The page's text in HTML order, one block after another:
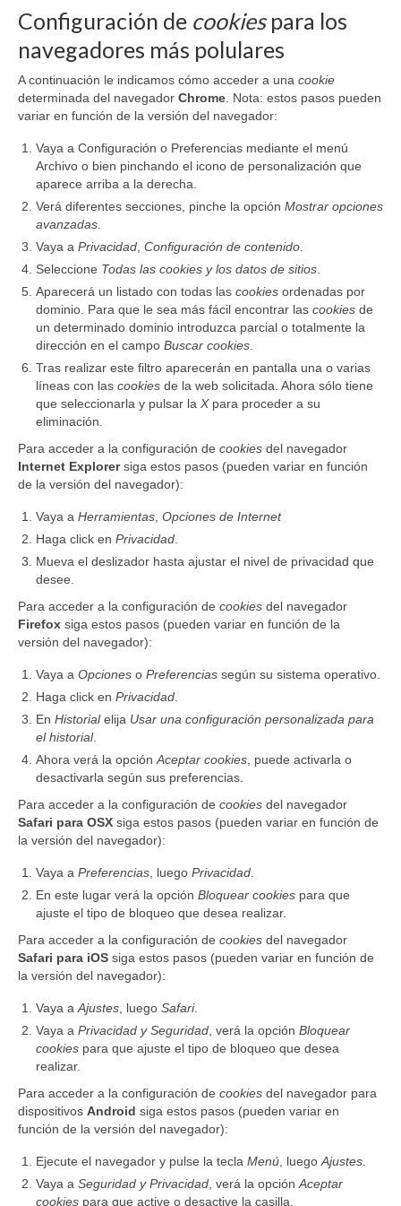
Configuración de cookiespara los
navegadores más polulares
A continuación le indicamos cómo acceder a una cookie
determinada del navegador Chrome. Nota: estos pasos pueden
variar en función de la versión del navegador:
Vaya a Configuración o Preferencias mediante el menú
Archivo o bien pinchando el icono de personalización que
aparece arriba a la derecha.
Verá diferentes secciones, pinche la opción Mostrar opciones
avanzadas.
Vaya a Privacidad, Configuración de contenido.
Seleccione Todas las cookies y los datos de sitios.
Aparecerá un listado con todas las cookies ordenadas por
dominio. Para que le sea más fácil encontrar las cookies de
un determinado dominio introduzca parcial o totalmente la
dirección en el campo Buscar cookies.
Tras realizar este filtro aparecerán en pantalla una o varias
líneas con las cookies de la web solicitada. Ahora sólo tiene
que seleccionarla y pulsar la Xpara proceder a su
eliminación.
Para acceder a la configuración de cookies del navegador
Internet Explorersiga estos pasos (pueden variar en función
de la versión del navegador):
Vaya a Herramientas, Opciones de Internet
Haga click en Privacidad.
Mueva el deslizador hasta ajustar el nivel de privacidad que
desee.
Para acceder a la configuración de cookies del navegador
Firefox siga estos pasos (pueden variar en función de la
versión del navegador):
Vaya a Opciones o Preferencias según su sistema operativo.
Haga click en Privacidad.
En Historialelija Usar una configuración personalizada para
el historial.
Ahora verá la opciónAceptar cookies, puede activarla o
desactivarla según sus preferencias.
Para acceder a la configuración de cookies del navegador
Safari para OSX siga estos pasos (pueden variar en función de
la versión del navegador):
Vaya a Preferencias, luego Privacidad.
En este lugar verá la opción Bloquear cookies para que
ajuste el tipo de bloqueo que desea realizar.
Para acceder a la configuración de cookies del navegador
Safari para iOS siga estos pasos (pueden variar en función de
la versión del navegador):
Vaya aAjustes, luego Safari.
Vaya a Privacidad y Seguridad, verá la opción Bloquear
cookies para que ajuste el tipo de bloqueo que desea
realizar.
Para acceder a la configuración de cookies del navegador para
dispositivos Android siga estos pasos (pueden variar en
función de la versión del navegador):
Ejecute el navegador y pulse la tecla Menú, luegoAjustes.
Vaya a Seguridad y Privacidad, verá la opciónAceptar
cookies para que active o desactive la casilla.